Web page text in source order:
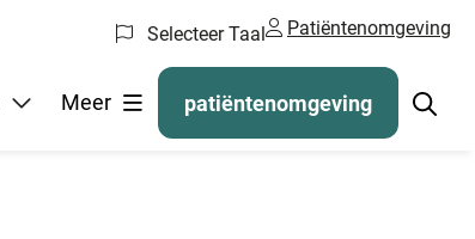
Selecteer Taal Patiëntenomgeving
Meer patiëntenomgeving